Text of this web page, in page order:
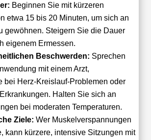
Beginnen Sie mit kürzeren
etwa 15 bis 20 Minuten, um sich an
gewöhnen. Steigern Sie die Dauer
eigenem Ermessen.
Beschwerden: Sprechen
mit einem Arzt,
bei Herz-Kreislauf-Problemen oder
Halten Sie sich an
bei moderaten Temperaturen.
Ziele: Wer Muskelverspannungen
kann kürzere, intensive Sitzungen mit